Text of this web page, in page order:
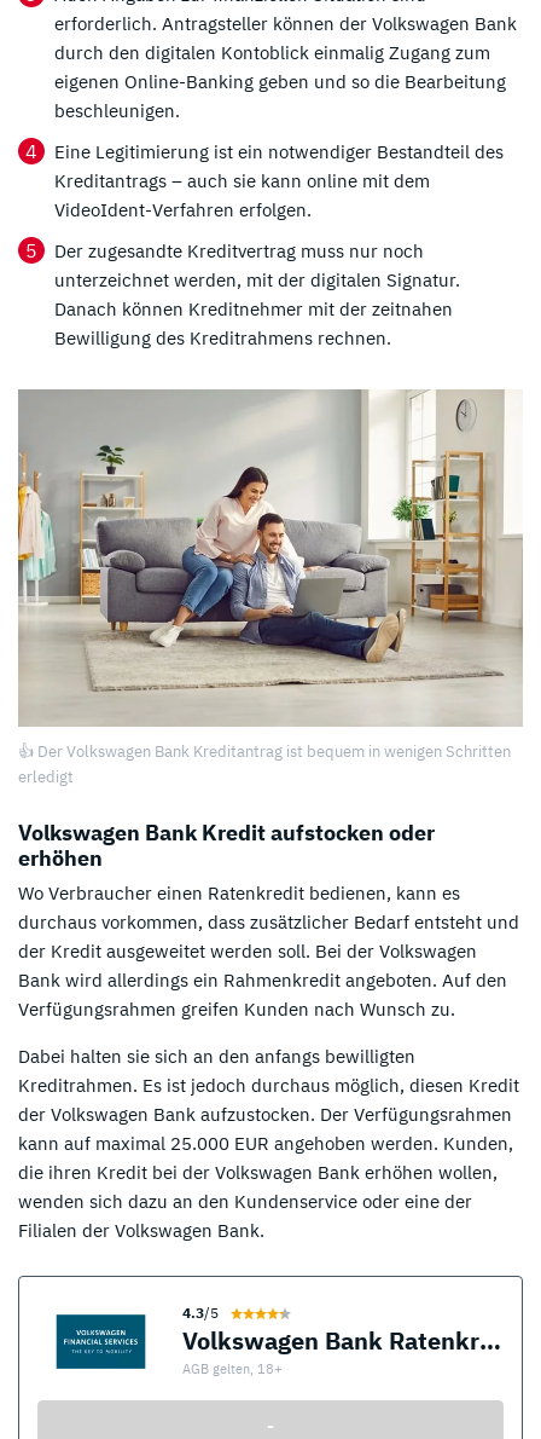
erforderlich. Antragsteller können der Volkswagen Bank
durch den digitalen Kontoblick einmalig Zugang zum
eigenen Online-Banking geben und so die Bearbeitung
beschleunigen.
Eine Legitimierung ist ein notwendiger Bestandteil des
Kreditantrags – auch sie kann online mit dem
VideoIdent-Verfahren erfolgen.
Der zugesandte Kreditvertrag muss nur noch
unterzeichnet werden, mit der digitalen Signatur.
Danach können Kreditnehmer mit der zeitnahen
Bewilligung des Kreditrahmens rechnen.
👍 Der Volkswagen Bank Kreditantrag ist bequem in wenigen Schritten
erledigt
Volkswagen Bank Kredit aufstocken oder
erhöhen
Wo Verbraucher einen Ratenkredit bedienen, kann es
durchaus vorkommen, dass zusätzlicher Bedarf entsteht und
der Kredit ausgeweitet werden soll. Bei der Volkswagen
Bank wird allerdings ein Rahmenkredit angeboten. Auf den
Verfügungsrahmen greifen Kunden nach Wunsch zu.
Dabei halten sie sich an den anfangs bewilligten
Kreditrahmen. Es ist jedoch durchaus möglich, diesen Kredit
der Volkswagen Bank aufzustocken. Der Verfügungsrahmen
kann auf maximal 25.000 EUR angehoben werden. Kunden,
die ihren Kredit bei der Volkswagen Bank erhöhen wollen,
wenden sich dazu an den Kundenservice oder eine der
Filialen der Volkswagen Bank.
4.3/5
Volkswagen Bank Ratenkredit
AGB gelten, 18+
-